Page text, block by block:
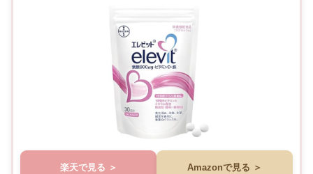
楽天で見る Amazonで見る